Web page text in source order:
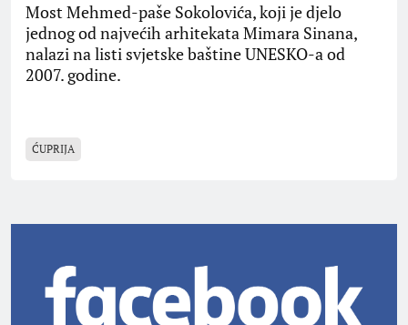
Most Mehmed-paše Sokolovića, koji je djelo
jednog od najvećih arhitekata Mimara Sinana,
nalazi na listi svjetske baštine UNESKO-a od
2007. godine.
ĆUPRIJA